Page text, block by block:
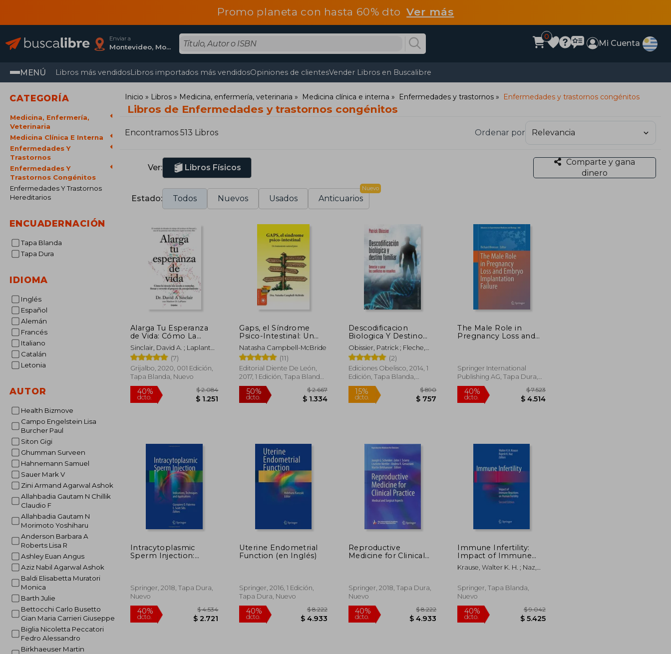
Promo planeta con hasta 60% dtoVer más
Enviar a
Montevideo, Montevideo
0
Mi Cuenta
MENÚ Libros más vendidosLibros importados más vendidosOpiniones de clientesVender Libros en Buscalibre
CATEGORÍA
Medicina, Enfermería,
Veterinaria
Medicina Clínica E Interna
Enfermedades Y
Trastornos
Enfermedades Y
Trastornos Congénitos
Enfermedades Y Trastornos
Hereditarios
ENCUADERNACIÓN
Tapa Blanda
Tapa Dura
IDIOMA
Inglés
Español
Alemán
Francés
Italiano
Catalán
Letonia
AUTOR
Health Bizmove
Campo Engelstein Lisa
Burcher Paul
Siton Gigi
Ghumman Surveen
Hahnemann Samuel
Sauer Mark V
Zini Armand Agarwal Ashok
Allahbadia Gautam N Chillik
Claudio F
Allahbadia Gautam N
Morimoto Yoshiharu
Anderson Barbara A
Roberts Lisa R
Ashley Euan Angus
Aziz Nabil Agarwal Ashok
Baldi Elisabetta Muratori
Monica
Barth Julie
Bettocchi Carlo Busetto
Gian Maria Carrieri Giuseppe
Biglia Nicoletta Peccatori
Fedro Alessandro
Birkhaeuser Martin
Inicio Libros Medicina, enfermería, veterinaria Medicina clínica e interna Enfermedades y trastornos Enfermedades y trastornos congénitos
Libros de Enfermedades y trastornos congénitos
Encontramos 513 Libros Ordenar por
Ver: Libros Físicos
Comparte y gana
dinero
Estado: Todos Nuevos Usados Anticuarios
Nuevo
Alarga Tu Esperanza
de Vida: Cómo La
Ciencia Nos Ayuda a
Controlar, Frenar Y
Revertir El Proceso de
Envejecimiento /
Lifespan: Why We Age
Sinclair, David A. ; Laplante,
Matthew D. (7)
Grijalbo, 2020, 001 Edición,
Tapa Blanda, Nuevo
Gaps, el Síndrome
Psico-Intestinal: Un
Tratamiento Natural
Para el Autismo, la
Dispraxia, el Trastorno
por Déficit de
Atención con o sin. Y
y Plantas)
Natasha Campbell-McBride
(11)
Editorial Diente De León,
2017, 1 Edición, Tapa Blanda,
Nuevo
Descodificacion
Biologica Y Destino
Fam
Obissier, Patrick ; Fleche,
Christian
(2)
Ediciones Obelisco, 2014, 1
Edición, Tapa Blanda,
Nuevo
$ 757
The Male Role in
Pregnancy Loss and
Medicine and Biology)
Springer International
Publishing AG, Tapa Dura,
Nuevo
Intracytoplasmic
Sperm Injection:
Inglés)
Springer, 2018, Tapa Dura,
Nuevo
Uterine Endometrial
Function (en Inglés)
Springer, 2016, 1 Edición,
Tapa Dura, Nuevo
Reproductive
Medicine for Clinical
Medicine for Clinicians)
(en Inglés)
Springer, 2018, Tapa Dura,
Nuevo
Immune Infertility:
Impact of Immune
Reactions on Human
Fertility (en Inglés)
Krause, Walter K. H. ; Naz,
Springer, Tapa Blanda,
Nuevo